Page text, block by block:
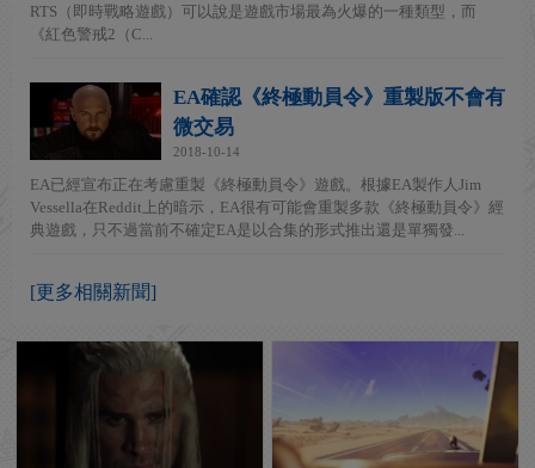
RTS（即時戰略遊戲）可以說是遊戲市場最為火爆的一種類型，而
《紅色警戒2（C...
EA確認《終極動員令》重製版不會有
微交易
2018-10-14
EA已經宣布正在考慮重製《終極動員令》遊戲。根據EA製作人Jim
Vessella在Reddit上的暗示，EA很有可能會重製多款《終極動員令》經
典遊戲，只不過當前不確定EA是以合集的形式推出還是單獨發...
[更多相關新聞]